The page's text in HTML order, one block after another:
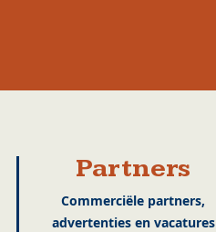
Partners
Commerciële partners,
advertenties en vacatures